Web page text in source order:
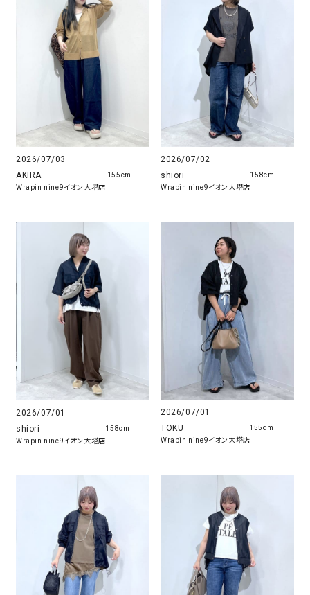
2026/07/03
AKIRA
Wrapin nine9イオン大塔店
155cm
2026/07/02
shiori
Wrapin nine9イオン大塔店
158cm
2026/07/01
shiori
Wrapin nine9イオン大塔店
158cm
2026/07/01
TOKU
Wrapin nine9イオン大塔店
155cm